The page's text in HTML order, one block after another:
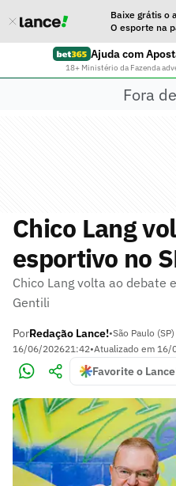
Baixe grátis o
O esporte na
Ajuda com
18+ Ministério da Fazenda
Fora
Chico Lang
esportivo no
Chico Lang volta ao debate
Gentili
PorRedação Lance!•São Paulo (SP)
16/06/202621:42•Atualizado em 16/
Favorite o